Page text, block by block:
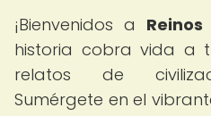
¡Bienvenidos a
historia cobra vida a
relatos de
Sumérgete en el